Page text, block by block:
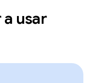
usar